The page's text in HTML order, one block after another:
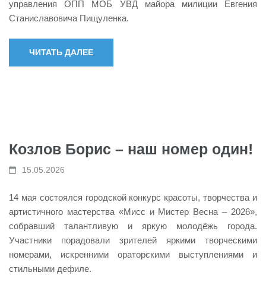
управления ОПП МОБ УВД майора милиции Евгения
Станиславовича Пищуленка.
ЧИТАТЬ ДАЛЕЕ
Козлов Борис – наш номер один!
15.05.2026
14 мая состоялся городской конкурс красоты, творчества и
артистичного мастерства «Мисс и Мистер Весна – 2026»,
собравший талантливую и яркую молодёжь города.
Участники порадовали зрителей яркими творческими
номерами, искренними ораторскими выступлениями и
стильными дефиле.